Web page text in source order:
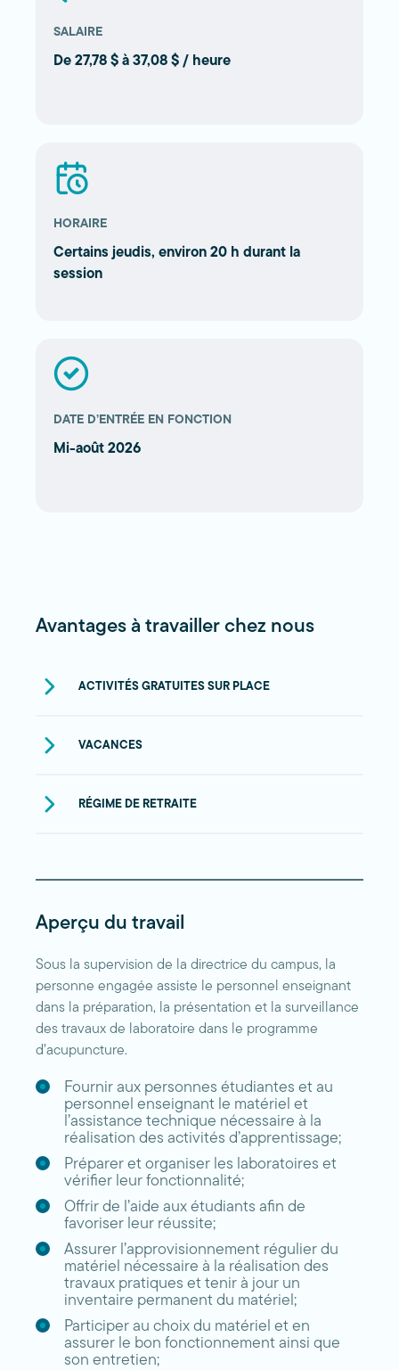
SALAIRE
De 27,78 $ à 37,08 $ / heure
HORAIRE
Certains jeudis, environ 20 h durant la
session
DATE D’ENTRÉE EN FONCTION
Mi-août 2026
Avantages à travailler chez nous
ACTIVITÉS GRATUITES SUR PLACE
VACANCES
RÉGIME DE RETRAITE
Aperçu du travail
Sous la supervision de la directrice du campus, la
personne engagée assiste le personnel enseignant
dans la préparation, la présentation et la surveillance
des travaux de laboratoire dans le programme
d’acupuncture.
Fournir aux personnes étudiantes et au
personnel enseignant le matériel et
l’assistance technique nécessaire à la
réalisation des activités d’apprentissage;
Préparer et organiser les laboratoires et
vérifier leur fonctionnalité;
Offrir de l’aide aux étudiants afin de
favoriser leur réussite;
Assurer l’approvisionnement régulier du
matériel nécessaire à la réalisation des
travaux pratiques et tenir à jour un
inventaire permanent du matériel;
Participer au choix du matériel et en
assurer le bon fonctionnement ainsi que
son entretien;